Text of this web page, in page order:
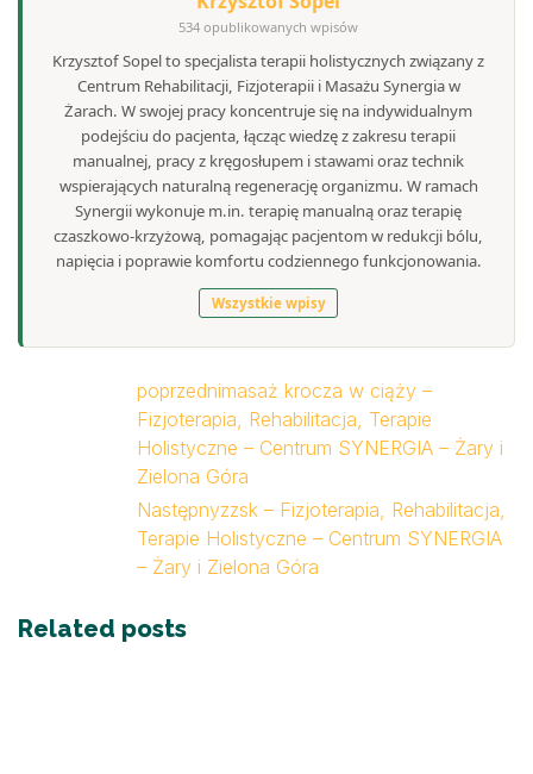
534 opublikowanych wpisów
Krzysztof Sopel to specjalista terapii holistycznych związany z
Centrum Rehabilitacji, Fizjoterapii i Masażu Synergia w
Żarach. W swojej pracy koncentruje się na indywidualnym
podejściu do pacjenta, łącząc wiedzę z zakresu terapii
manualnej, pracy z kręgosłupem i stawami oraz technik
wspierających naturalną regenerację organizmu. W ramach
Synergii wykonuje m.in. terapię manualną oraz terapię
czaszkowo-krzyżową, pomagając pacjentom w redukcji bólu,
napięcia i poprawie komfortu codziennego funkcjonowania.
Wszystkie wpisy
poprzednimasaż krocza w ciąży –
Fizjoterapia, Rehabilitacja, Terapie
Holistyczne – Centrum SYNERGIA – Żary i
Zielona Góra
Następnyzzsk – Fizjoterapia, Rehabilitacja,
Terapie Holistyczne – Centrum SYNERGIA
– Żary i Zielona Góra
Related posts